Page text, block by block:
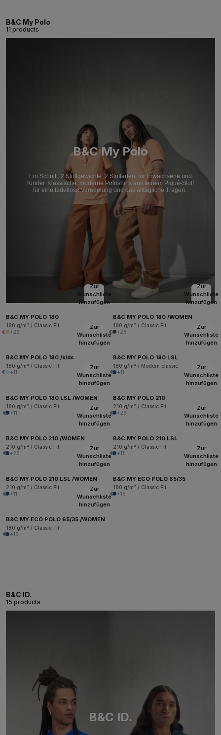
B&C My Polo
11 products
B&C My Polo
Ein Schnitt, 2 Stoffgewichte, 2 Stoffarten, für Erwachsene und
Kinder. Klassische, moderne Poloshirts aus feinem Piqué-Stoff
für eine tadellose Veredelung und das alltägliche Tragen.
Zur
Wunschliste
hinzufügen
B&C MY POLO 180
180 g/m² / Classic Fit
+26
Zur
Wunschliste
hinzufügen
B&C MY POLO 180 /WOMEN
180 g/m² / Classic Fit
+26
Zur
Wunschliste
hinzufügen
B&C MY POLO 180 /kids
180 g/m² / Classic Fit
+11
Zur
Wunschliste
hinzufügen
B&C MY POLO 180 LSL
180 g/m² / Modern classic
+11
Zur
Wunschliste
hinzufügen
B&C MY POLO 180 LSL /WOMEN
180 g/m² / Classic Fit
+11
Zur
Wunschliste
hinzufügen
B&C MY POLO 210
210 g/m² / Classic Fit
+26
Zur
Wunschliste
hinzufügen
B&C MY POLO 210 /WOMEN
210 g/m² / Classic Fit
+26
Zur
Wunschliste
hinzufügen
B&C MY POLO 210 LSL
210 g/m² / Classic Fit
+11
Zur
Wunschliste
hinzufügen
B&C MY POLO 210 LSL /WOMEN
210 g/m² / Classic Fit
+11
Zur
Wunschliste
hinzufügen
B&C MY ECO POLO 65/35
180 g/m² / Classic Fit
+16
Zur
Wunschliste
hinzufügen
B&C MY ECO POLO 65/35 /WOMEN
180 g/m² / Classic Fit
+16
B&C ID.
15 products
B&C ID.